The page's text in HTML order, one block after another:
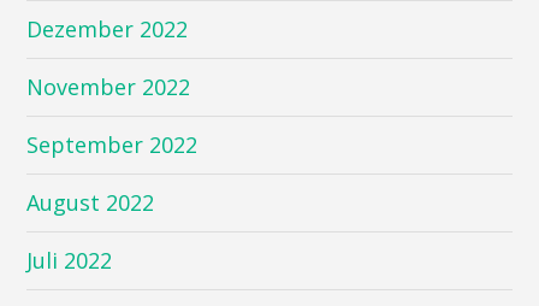
Dezember 2022
November 2022
September 2022
August 2022
Juli 2022